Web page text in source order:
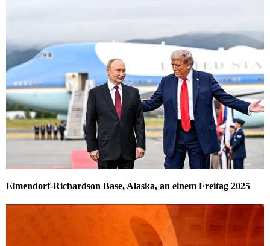
Elmendorf-Richardson Base, Alaska, an einem Freitag 2025